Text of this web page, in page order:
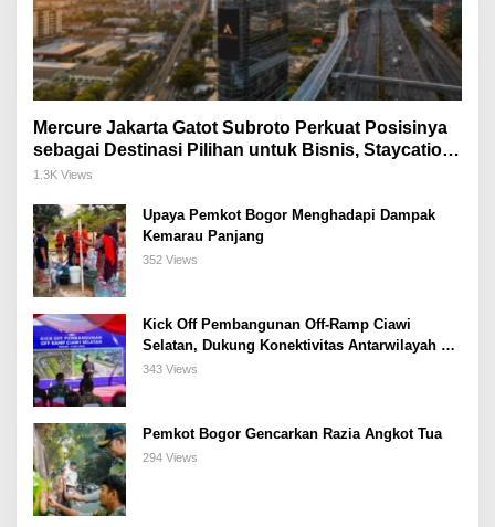
Mercure Jakarta Gatot Subroto Perkuat Posisinya
sebagai Destinasi Pilihan untuk Bisnis, Staycation,
Meeting, dan Kuliner di Jakarta Selatan
1.3K Views
Upaya Pemkot Bogor Menghadapi Dampak
Kemarau Panjang
352 Views
Kick Off Pembangunan Off-Ramp Ciawi
Selatan, Dukung Konektivitas Antarwilayah di
Bogor Selatan
343 Views
Pemkot Bogor Gencarkan Razia Angkot Tua
294 Views